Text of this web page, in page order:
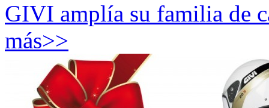
GIVI amplía su familia de
más>>